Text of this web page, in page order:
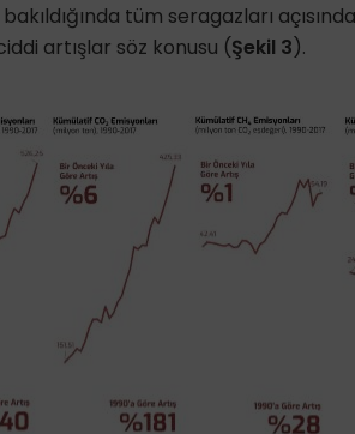
tüm seragazları
artışlar söz konusu (Şekil 3).